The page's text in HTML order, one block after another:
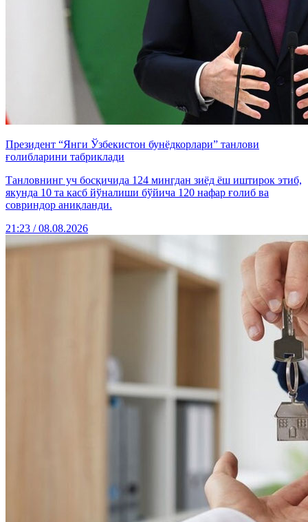
Президент “Янги Ўзбекистон бунёдкорлари” танлови
ғолибларини табриклади
Танловнинг уч босқичида 124 мингдан зиёд ёш иштирок этиб,
якунда 10 та касб йўналиши бўйича 120 нафар ғолиб ва
совриндор аниқланди.
21:23 / 08.08.2026